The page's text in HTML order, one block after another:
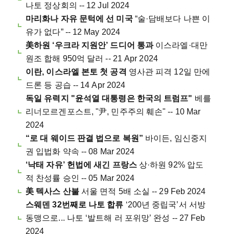
나토 정상회의 -- 12 Jul 2024
마리화나 자유 문턱에 선 미국“술·담배보다 나쁜 이
유가 없다” -- 12 May 2024
美하원 ‘우크라 지원안’ 드디어 통과이스라엘·대만
원조 합해 950억 달러 -- 21 Apr 2024
이란, 이스라엘 본토 첫 공격 영사관 피격 12일 만에
드론 등 공습 -- 14 Apr 2024
독일 유력지 "윤석열 대통령은 한국의 트럼프" 베를
리너모르겐포스트, "尹, 민주주의 훼손" -- 10 Mar
2024
“로 대 웨이드 판결 법으로 복원” 바이든, 임신중지
권 입법화 약속 -- 08 Mar 2024
‘낙태 자유’ 헌법에 새긴 프랑스상·하원 92% 압도
적 찬성률 승인 -- 05 Mar 2024
美 텍사스 산불서울 면적 5배 소실 -- 29 Feb 2024
스웨덴 32번째로 나토 합류 ‘200년 중립국’서 서방
동맹으로... 나토 ‘발트해 러 포위망’ 완성 -- 27 Feb
2024